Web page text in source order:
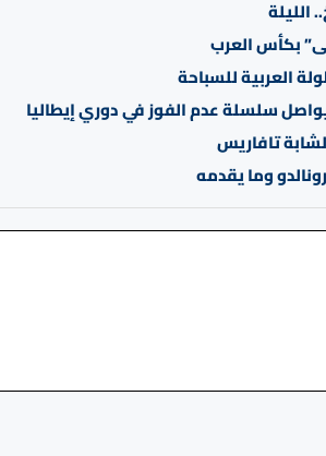
الليلة
بكأس العرب
العربية للسباحة
سلسلة عدم الفوز في دوري إيطاليا
تافاريس
وما يقدمه